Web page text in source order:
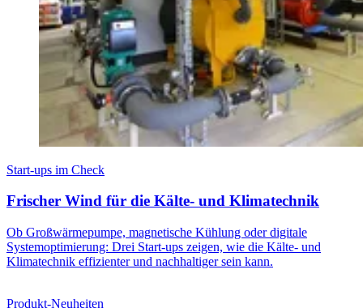
Start-ups im Check
Frischer Wind für die Kälte- und Klimatechnik
Ob Großwärmepumpe, magnetische Kühlung oder digitale
Systemoptimierung: Drei Start-ups zeigen, wie die Kälte- und
Klimatechnik effizienter und nachhaltiger sein kann.
Produkt-Neuheiten